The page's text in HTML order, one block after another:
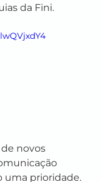
da Fini.
novos
uma prioridade.